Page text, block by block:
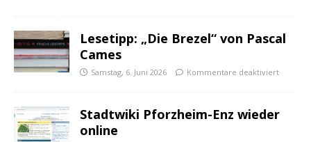
Lesetipp: „Die Brezel“ von Pascal
Cames
Samstag, 6. Juni 2026 Kommentare deaktiviert
Stadtwiki Pforzheim-Enz wieder
online